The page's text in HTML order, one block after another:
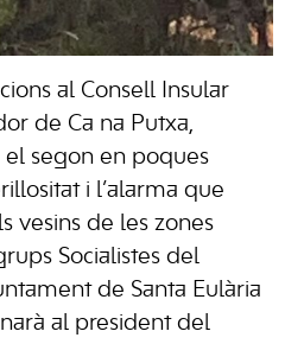
al Consell Insular
de Ca na Putxa,
segon en poques
i l’alarma que
vesins de les zones
Socialistes del
de Santa Eulària
al president del